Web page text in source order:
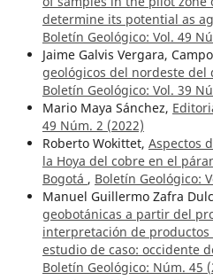
determine its potential as
Boletín Geológico: Vol. 49
Jaime Galvis Vergara,
geológicos del nordeste del
Boletín Geológico: Vol. 39
Mario Maya Sánchez,
49 Núm. 2 (2022)
Roberto Wokittet, Aspectos
la Hoya del cobre en el
Bogotá , Boletín Geológico:
Manuel Guillermo Zafra
geobotánicas a partir del
interpretación de productos
estudio de caso: occidente
Boletín Geológico: Núm. 45